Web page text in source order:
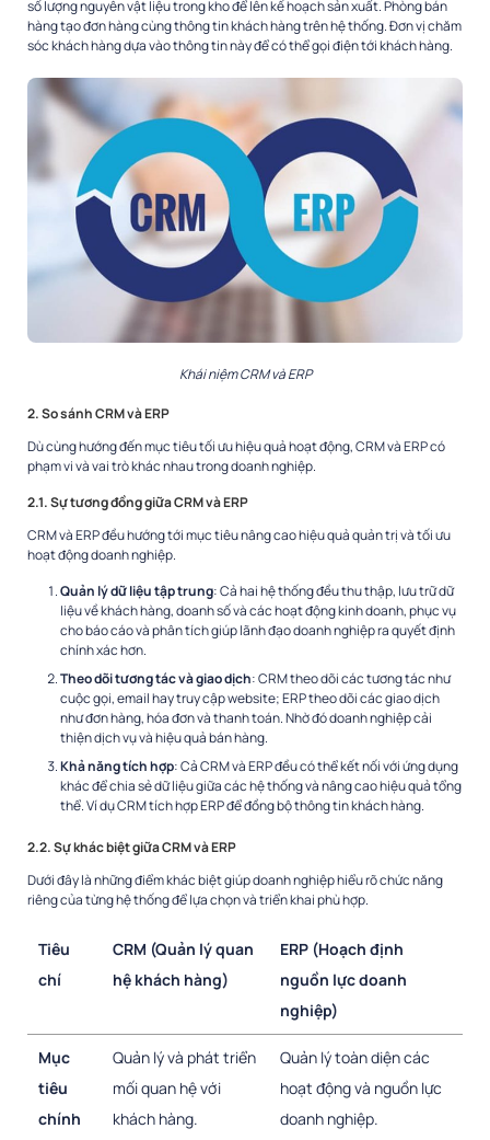
số lượng nguyên vật liệu trong kho để lên kế hoạch sản xuất. Phòng bán
hàng tạo đơn hàng cùng thông tin khách hàng trên hệ thống. Đơn vị chăm
sóc khách hàng dựa vào thông tin này để có thể gọi điện tới khách hàng.
Khái niệm CRM và ERP
2. So sánh CRM và ERP
Dù cùng hướng đến mục tiêu tối ưu hiệu quả hoạt động, CRM và ERP có
phạm vi và vai trò khác nhau trong doanh nghiệp.
2.1. Sự tương đồng giữa CRM và ERP
CRM và ERP đều hướng tới mục tiêu nâng cao hiệu quả quản trị và tối ưu
hoạt động doanh nghiệp.
Quản lý dữ liệu tập trung: Cả hai hệ thống đều thu thập, lưu trữ dữ
liệu về khách hàng, doanh số và các hoạt động kinh doanh, phục vụ
cho báo cáo và phân tích giúp lãnh đạo doanh nghiệp ra quyết định
chính xác hơn.
Theo dõi tương tác và giao dịch: CRM theo dõi các tương tác như
cuộc gọi, email hay truy cập website; ERP theo dõi các giao dịch
như đơn hàng, hóa đơn và thanh toán. Nhờ đó doanh nghiệp cải
thiện dịch vụ và hiệu quả bán hàng.
Khả năng tích hợp: Cả CRM và ERP đều có thể kết nối với ứng dụng
khác để chia sẻ dữ liệu giữa các hệ thống và nâng cao hiệu quả tổng
thể. Ví dụ CRM tích hợp ERP để đồng bộ thông tin khách hàng.
2.2. Sự khác biệt giữa CRM và ERP
Dưới đây là những điểm khác biệt giúp doanh nghiệp hiểu rõ chức năng
riêng của từng hệ thống để lựa chọn và triển khai phù hợp.
Tiêu
chí
CRM (Quản lý quan
hệ khách hàng)
ERP (Hoạch định
nguồn lực doanh
nghiệp)
Mục
tiêu
chính
Quản lý và phát triển
mối quan hệ với
khách hàng.
Quản lý toàn diện các
hoạt động và nguồn lực
doanh nghiệp.